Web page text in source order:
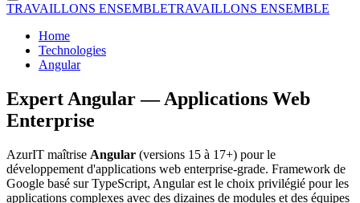
TRAVAILLONS ENSEMBLETRAVAILLONS ENSEMBLE
Home
Technologies
Angular
Expert Angular — Applications Web
Enterprise
AzurIT maîtrise Angular (versions 15 à 17+) pour le
développement d'applications web enterprise-grade. Framework de
Google basé sur TypeScript, Angular est le choix privilégié pour les
applications complexes avec des dizaines de modules et des équipes